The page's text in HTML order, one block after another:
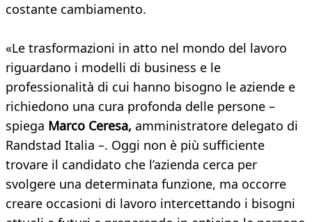
costante cambiamento.
«Le trasformazioni in atto nel mondo del lavoro
riguardano i modelli di business e le
professionalità di cui hanno bisogno le aziende e
richiedono una cura profonda delle persone –
spiega Marco Ceresa, amministratore delegato di
Randstad Italia –. Oggi non è più sufficiente
trovare il candidato che l’azienda cerca per
svolgere una determinata funzione, ma occorre
creare occasioni di lavoro intercettando i bisogni